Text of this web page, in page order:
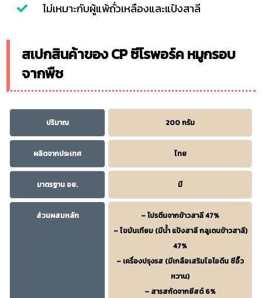
ไม่เหมาะกับผู้แพ้ถั่วเหลืองและแป้งสาลี
สเปกสินค้าของ CP ซีโรพอร์ค หมูกรอบ
จากพืช
ปริมาณ 200 กรัม
ผลิตจากประเทศ ไทย
มาตรฐาน อย. มี
ส่วนผสมหลัก
– โปรตีนจากข้าวสาลี 47%
– ไขมันเทียม (มีน้ำ แป้งสาลี กลูเตนข้าวสาลี)
47%
– เครื่องปรุงรส (มีเกลือเสริมไอโอดีน ซีอิ๊ว
หวาน)
– สารสกัดจากยีสต์ 6%